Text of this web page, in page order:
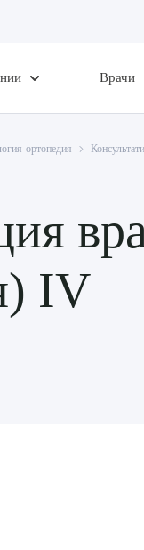
Врачи
ортопедия
IV